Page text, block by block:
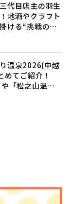
代目店主の羽生
地酒やクラフト
ける“挑戦の歴
温泉2026(中越
てご紹介！
「松之山温泉
巡ろう♪